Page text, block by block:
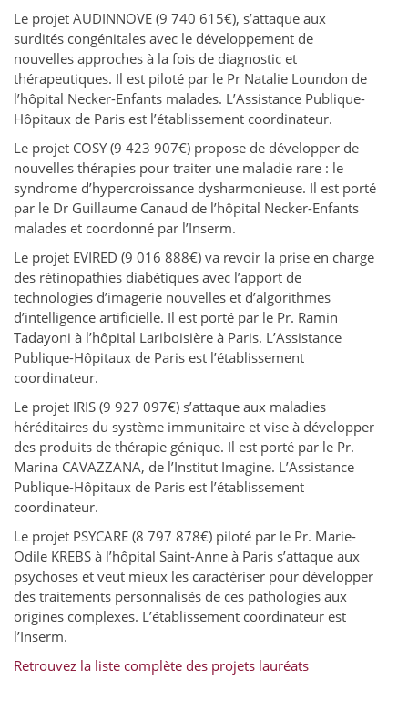
Le projet AUDINNOVE (9 740 615€), s’attaque aux
surdités congénitales avec le développement de
nouvelles approches à la fois de diagnostic et
thérapeutiques. Il est piloté par le Pr Natalie Loundon de
l’hôpital Necker-Enfants malades. L’Assistance Publique-
Hôpitaux de Paris est l’établissement coordinateur.
Le projet COSY (9 423 907€) propose de développer de
nouvelles thérapies pour traiter une maladie rare : le
syndrome d’hypercroissance dysharmonieuse. Il est porté
par le Dr Guillaume Canaud de l’hôpital Necker-Enfants
malades et coordonné par l’Inserm.
Le projet EVIRED (9 016 888€) va revoir la prise en charge
des rétinopathies diabétiques avec l’apport de
technologies d’imagerie nouvelles et d’algorithmes
d’intelligence artificielle. Il est porté par le Pr. Ramin
Tadayoni à l’hôpital Lariboisière à Paris. L’Assistance
Publique-Hôpitaux de Paris est l’établissement
coordinateur.
Le projet IRIS (9 927 097€) s’attaque aux maladies
héréditaires du système immunitaire et vise à développer
des produits de thérapie génique. Il est porté par le Pr.
Marina CAVAZZANA, de l’Institut Imagine. L’Assistance
Publique-Hôpitaux de Paris est l’établissement
coordinateur.
Le projet PSYCARE (8 797 878€) piloté par le Pr. Marie-
Odile KREBS à l’hôpital Saint-Anne à Paris s’attaque aux
psychoses et veut mieux les caractériser pour développer
des traitements personnalisés de ces pathologies aux
origines complexes. L’établissement coordinateur est
l’Inserm.
Retrouvez la liste complète des projets lauréats